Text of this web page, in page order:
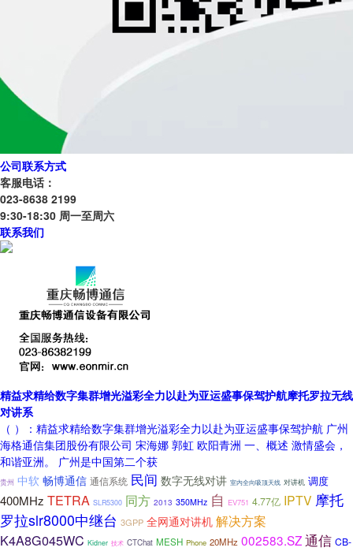
公司联系方式
客服电话：
023-8638 2199
9:30-18:30 周一至周六
联系我们
精益求精给数字集群增光溢彩全力以赴为亚运盛事保驾护航摩托罗拉无线
对讲系
（ ）：精益求精给数字集群增光溢彩全力以赴为亚运盛事保驾护航 广州
海格通信集团股份有限公司 宋海娜 郭虹 欧阳青洲 一、概述 激情盛会，
和谐亚洲。 广州是中国第二个获
贵州 中软 畅博通信 通信系统 民间 数字无线对讲 室内全向吸顶天线 对讲机 调度
400MHz TETRA SLR5300 同方 2013 350MHz 自 EV751 4.77亿 IPTV 摩托
罗拉slr8000中继台 3GPP 全网通对讲机 解决方案
K4A8G045WC Kidner 技术 CTChat MESH Phone 20MHz 002583.SZ通信 CB-